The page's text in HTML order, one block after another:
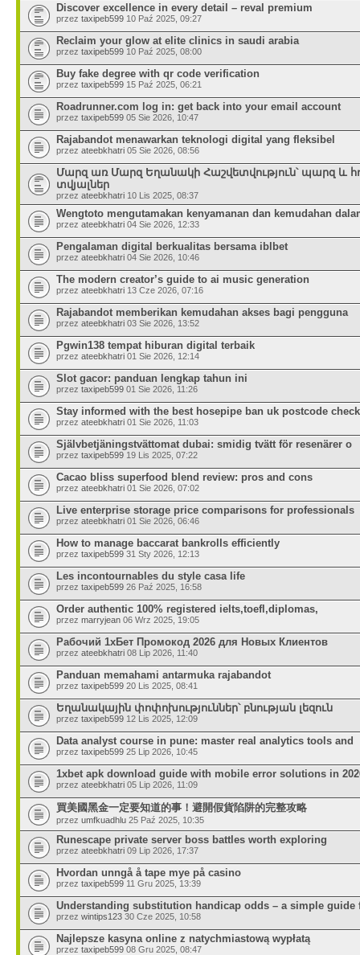
Discover excellence in every detail – reval premium
przez taxipeb599 10 Paź 2025, 09:27
Reclaim your glow at elite clinics in saudi arabia
przez taxipeb599 10 Paź 2025, 08:00
Buy fake degree with qr code verification
przez taxipeb599 15 Paź 2025, 06:21
Roadrunner.com log in: get back into your email account
przez taxipeb599 05 Sie 2026, 10:47
Rajabandot menawarkan teknologi digital yang fleksibel
przez ateebkhatri 05 Sie 2026, 08:56
Մարզ առ Մարզ Եղանակի Հաշվետվություն՝ պարզ և
տվյալներ
przez ateebkhatri 10 Lis 2025, 08:37
Wengtoto mengutamakan kenyamanan dan kemudahan
przez ateebkhatri 04 Sie 2026, 12:33
Pengalaman digital berkualitas bersama iblbet
przez ateebkhatri 04 Sie 2026, 10:46
The modern creator’s guide to ai music generation
przez ateebkhatri 13 Cze 2026, 07:16
Rajabandot memberikan kemudahan akses bagi pengguna
przez ateebkhatri 03 Sie 2026, 13:52
Pgwin138 tempat hiburan digital terbaik
przez ateebkhatri 01 Sie 2026, 12:14
Slot gacor: panduan lengkap tahun ini
przez taxipeb599 01 Sie 2026, 11:26
Stay informed with the best hosepipe ban uk postcode
przez ateebkhatri 01 Sie 2026, 11:03
Självbetjäningstvättomat dubai: smidig tvätt för resenärer o
przez taxipeb599 19 Lis 2025, 07:22
Cacao bliss superfood blend review: pros and cons
przez ateebkhatri 01 Sie 2026, 07:02
Live enterprise storage price comparisons for professionals
przez ateebkhatri 01 Sie 2026, 06:46
How to manage baccarat bankrolls efficiently
przez taxipeb599 31 Sty 2026, 12:13
Les incontournables du style casa life
przez taxipeb599 26 Paź 2025, 16:58
Order authentic 100% registered ielts,toefl,diplomas,
przez marryjean 06 Wrz 2025, 19:05
Рабочий 1хБет Промокод 2026 для Новых Клиентов
przez ateebkhatri 08 Lip 2026, 11:40
Panduan memahami antarmuka rajabandot
przez taxipeb599 20 Lis 2025, 08:41
Եղանակային փոփոխություններ՝ բնության լեզուն
przez taxipeb599 12 Lis 2025, 12:09
Data analyst course in pune: master real analytics tools and
przez taxipeb599 25 Lip 2026, 10:45
1xbet apk download guide with mobile error solutions in
przez ateebkhatri 05 Lip 2026, 11:09
買美國黑金一定要知道的事！避開假貨陷阱的完整攻略
przez umfkuadhlu 25 Paź 2025, 10:35
Runescape private server boss battles worth exploring
przez ateebkhatri 09 Lip 2026, 17:37
Hvordan unngå å tape mye på casino
przez taxipeb599 11 Gru 2025, 13:39
Understanding substitution handicap odds – a simple guide
przez wintips123 30 Cze 2025, 10:58
Najlepsze kasyna online z natychmiastową wypłatą
przez taxipeb599 08 Gru 2025, 08:47